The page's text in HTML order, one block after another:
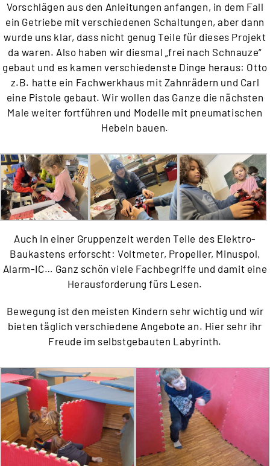
Vorschlägen aus den Anleitungen anfangen, in dem Fall
ein Getriebe mit verschiedenen Schaltungen, aber dann
wurde uns klar, dass nicht genug Teile für dieses Projekt
da waren. Also haben wir diesmal „frei nach Schnauze“
gebaut und es kamen verschiedenste Dinge heraus: Otto
z.B. hatte ein Fachwerkhaus mit Zahnrädern und Carl
eine Pistole gebaut. Wir wollen das Ganze die nächsten
Male weiter fortführen und Modelle mit pneumatischen
Hebeln bauen.
Auch in einer Gruppenzeit werden Teile des Elektro-
Baukastens erforscht: Voltmeter, Propeller, Minuspol,
Alarm-IC… Ganz schön viele Fachbegriffe und damit eine
Herausforderung fürs Lesen.
Bewegung ist den meisten Kindern sehr wichtig und wir
bieten täglich verschiedene Angebote an. Hier sehr ihr
Freude im selbstgebauten Labyrinth.